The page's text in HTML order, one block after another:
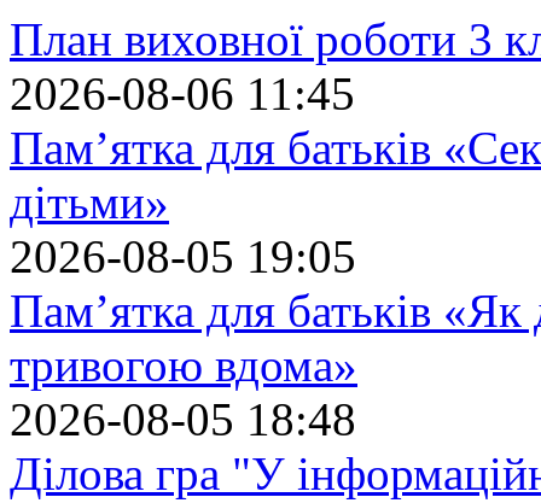
План виховної роботи 3
2026-08-06 11:45
Пам’ятка для батьків
дітьми»
2026-08-05 19:05
Пам’ятка для батьків
тривогою вдома»
2026-08-05 18:48
Ділова гра "У